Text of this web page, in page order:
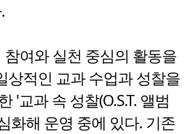
여와 실천 중심의 활동을
상적인 교과 수업과 성찰을
'교과 속 성찰(O.S.T. 앨범
화해 운영 중에 있다. 기존